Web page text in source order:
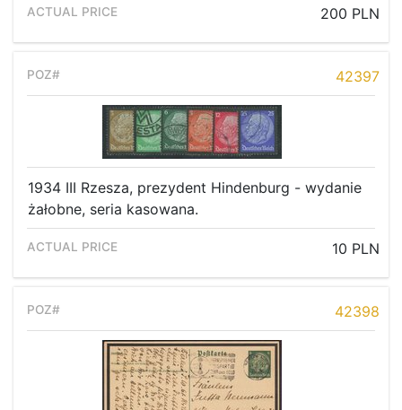
200 PLN
42397
1934 III Rzesza, prezydent Hindenburg - wydanie
żałobne, seria kasowana.
10 PLN
42398